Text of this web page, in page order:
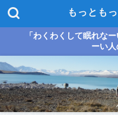
もっとも
「わくわくして眠れな
ーい